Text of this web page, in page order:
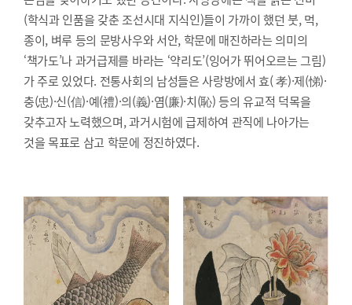
(학식과 인품을 갖춘 조선시대 지식인)들이 가까이 했던 붓, 먹,
종이, 벼루 등의 문방사우와 서안, 학문에 매진하라는 의미의
‘책가도’나 과거급제를 바라는 ‘약리도’(잉어가 뛰어오르는 그림)
가 주로 있었다. 전통사회의 남성들은 사랑방에서 효( 孝)·제(悌)·
충(忠)·신(信)·예(禮)·의(義)·염(廉)·치(恥) 등의 유교적 덕목을
갖추고자 노력했으며, 과거시험에 급제하여 관직에 나아가는
것을 목표로 삼고 학문에 정진하였다.